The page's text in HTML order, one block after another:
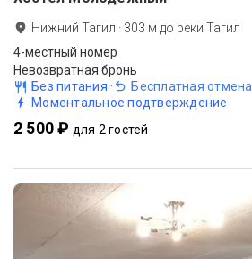
Нижний Тагил · 303 м до реки Тагил
4-местный номер
Невозвратная бронь
Без питания ·
Бесплатная отмена
Моментальное подтверждение
2 500 ₽ для 2 гостей